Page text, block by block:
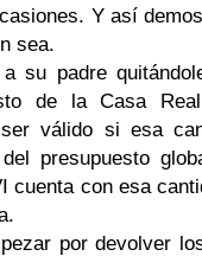
Y así
sea.
su padre
de la Casa
válido si esa
del presupuesto
cuenta con esa
por devolver